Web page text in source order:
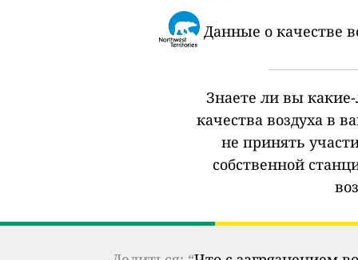
Данные о качестве
Знаете ли вы
качества воздуха в
не принять
собственной